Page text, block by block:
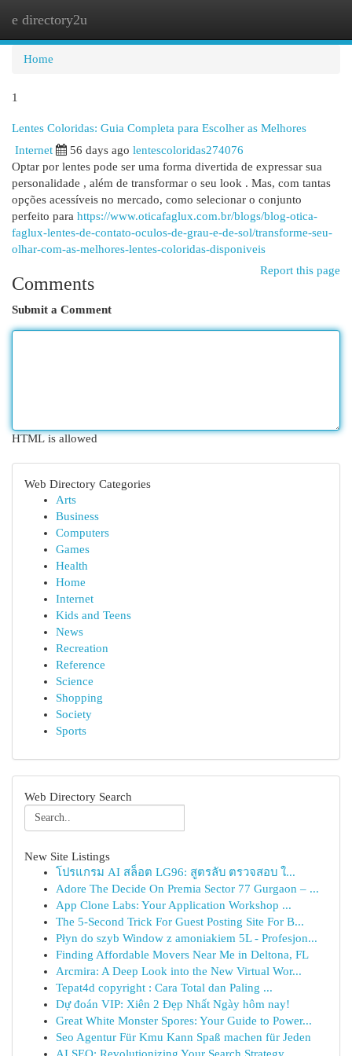
e directory2u
Home
1
Lentes Coloridas: Guia Completa para Escolher as Melhores
Internet 56 days ago lentescoloridas274076
Optar por lentes pode ser uma forma divertida de expressar sua
personalidade , além de transformar o seu look . Mas, com tantas
opções acessíveis no mercado, como selecionar o conjunto
perfeito para https://www.oticafaglux.com.br/blogs/blog-otica-
faglux-lentes-de-contato-oculos-de-grau-e-de-sol/transforme-seu-
olhar-com-as-melhores-lentes-coloridas-disponiveis
Report this page
Comments
Submit a Comment
HTML is allowed
Web Directory Categories
Arts
Business
Computers
Games
Health
Home
Internet
Kids and Teens
News
Recreation
Reference
Science
Shopping
Society
Sports
Web Directory Search
New Site Listings
โปรแกรม AI สล็อต LG96: สูตรลับ ตรวจสอบ ใ...
Adore The Decide On Premia Sector 77 Gurgaon – ...
App Clone Labs: Your Application Workshop ...
The 5-Second Trick For Guest Posting Site For B...
Płyn do szyb Window z amoniakiem 5L - Profesjon...
Finding Affordable Movers Near Me in Deltona, FL
Arcmira: A Deep Look into the New Virtual Wor...
Tepat4d copyright : Cara Total dan Paling ...
Dự đoán VIP: Xiên 2 Đẹp Nhất Ngày hôm nay!
Great White Monster Spores: Your Guide to Power...
Seo Agentur Für Kmu Kann Spaß machen für Jeden